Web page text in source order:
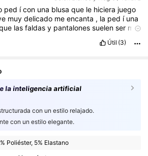
ped ícon una blusa que le hiciera juego
muydelicado meencanta , la ped í una
lasfaldasy pantalonessuelenser má
Útil (3)
la inteligencia artificial
con un estilo relajado.
con un estilo elegante.
Poliéster, 5% Elastano